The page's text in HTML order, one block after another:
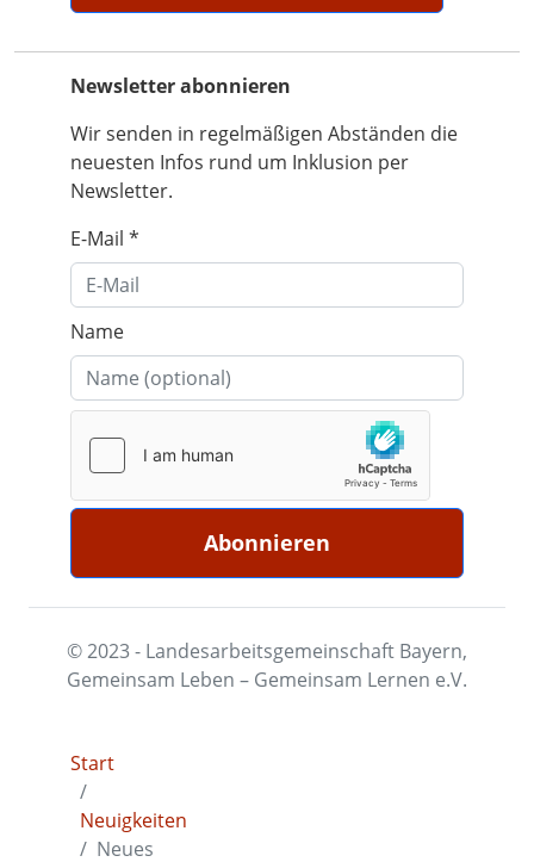
Newsletter abonnieren
Wir senden in regelmäßigen Abständen die
neuesten Infos rund um Inklusion per
Newsletter.
E-Mail*
Name
© 2023 - Landesarbeitsgemeinschaft Bayern,
Gemeinsam Leben – Gemeinsam Lernen e.V.
Start
Neuigkeiten
Neues